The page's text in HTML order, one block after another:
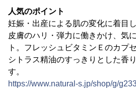
人気のポイント
妊娠・出産による肌の変化に着目
皮膚のハリ・弾力に働きかけ、気
ト。フレッシュビタミンＥのカプ
シトラス精油のすっきりとした香
す。
https://www.natural-s.jp/shop/g/